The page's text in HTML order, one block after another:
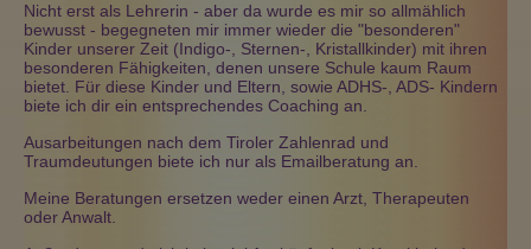
Nicht erst als Lehrerin - aber da wurde es mir so allmählich
bewusst - begegneten mir immer wieder die "besonderen"
Kinder unserer Zeit (Indigo-, Sternen-, Kristallkinder) mit ihren
besonderen Fähigkeiten, denen unsere Schule kaum Raum
bietet. Für diese Kinder und Eltern, sowie ADHS-, ADS- Kindern
biete ich dir ein entsprechendes Coaching an.
Ausarbeitungen nach dem Tiroler Zahlenrad und
Traumdeutungen biete ich nur als Emailberatung an.
Meine Beratungen ersetzen weder einen Arzt, Therapeuten
oder Anwalt.